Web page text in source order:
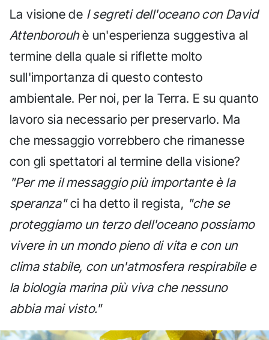
La visione de I segreti dell'oceano con David
Attenborouhè un'esperienza suggestiva al
termine della quale si riflette molto
sull'importanza di questo contesto
ambientale. Per noi, per la Terra. E su quanto
lavoro sia necessario per preservarlo. Ma
che messaggio vorrebbero che rimanesse
con gli spettatori al termine della visione?
"Per me il messaggio più importante è la
speranza"ci ha detto il regista, "che se
proteggiamo un terzo dell'oceano possiamo
vivere in un mondo pieno di vita e con un
clima stabile, con un'atmosfera respirabile e
la biologia marina più viva che nessuno
abbia mai visto."